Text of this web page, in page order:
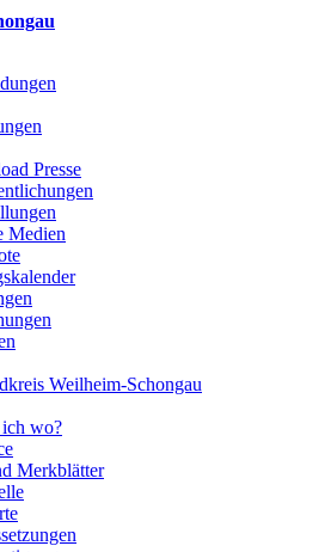
Presse
Medien
Weilheim-Schongau
ich wo?
Merkblätter